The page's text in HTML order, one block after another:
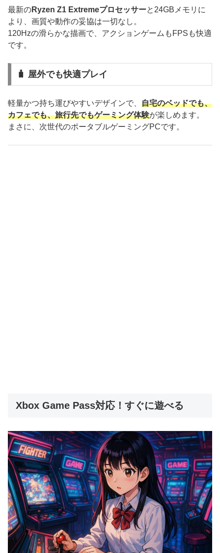
最新のRyzen Z1 Extremeプロセッサーと24GBメモリに
より、画質や動作の妥協は一切なし。
120Hzの滑らかな描画で、アクションゲームもFPSも快適
です。
🧳 屋外でも快適プレイ
軽量かつ持ち運びやすいデザインで、 自宅のベッドでも、
カフェでも、旅行先でもゲーミング体験が楽しめます。
まさに、次世代のポータブルゲーミングPCです。
Xbox Game Pass対応！すぐに遊べる